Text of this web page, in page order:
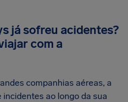
já sofreu acidentes?
com a
companhias aéreas, a
ao longo da sua